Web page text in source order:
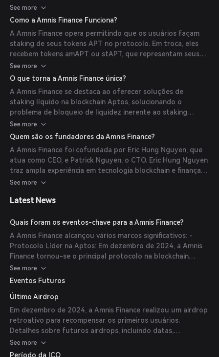
tokens derivativos líquidos, como amAPT e stAPT, que
podem ser utilizados em várias aplicações de finanças
seus tokens originais. Essa abordagem permite que os
usuários ganhem recompensas de staking enquanto
mantêm a liquidez, aumentando assim a flexibilidade e
eficiência dos seus ativos.
See more
Como a Amnis Finance Funciona?
A Amnis Finance opera permitindo que os usuários façam
staking de seus tokens APT no protocolo. Em troca, eles
recebem tokens amAPT ou stAPT, que representam seus
ativos em staking. Esses tokens de staking líquido
acumulam recompensas automaticamente e podem ser
negociados ou usados em outras atividades DeFi,
proporcionando aos usuários a capacidade de ganhar
recompensas sem bloquear seus ativos. O protocolo utiliza
a segurança e escalabilidade da blockchain Aptos para
garantir operações eficientes e seguras.
See more
O que torna a Amnis Finance única?
A Amnis Finance se destaca ao oferecer soluções de
staking líquido na blockchain Aptos, solucionando o
problema de bloqueio de liquidez inerente ao staking
tradicional. Características principais incluem: - Staking
Líquido: Usuários podem fazer staking de tokens APT e
em atividades DeFi enquanto ganham recompensas de
staking. - Tokenização de Rendimentos: O protocolo
introduz a tokenização de rendimento, dividindo os ativos
em staking em componentes de principal e rendimento,
financeiras. - Governança: Detentores do token AMI têm
e implementem mudanças no protocolo, garantindo um
desenvolvimento orientado pela comunidade.
See more
Quem são os fundadores da Amnis Finance?
A Amnis Finance foi cofundada por Eric Hung Nguyen, que
atua como CEO, e Patrick Nguyen, o CTO. Eric Hung Nguyen
traz ampla experiência em tecnologia blockchain e finanças
descentralizadas, enquanto Patrick Nguyen é especialista
escaláveis. Juntos, eles lideram o desenvolvimento e a
See more
Latest News
Quais foram os eventos-chave para a Amnis Finance?
A Amnis Finance alcançou vários marcos significativos: -
Protocolo Líder na Aptos: Em dezembro de 2024, a Amnis
Finance tornou-se o principal protocolo na blockchain
Aptos, com mais de $280 milhões em Valor Total Bloqueado
(TVL). - Lançamento do Movementum Accelerator: O
de 200 inscrições de desenvolvedores e empreendedores
interessados em construir na Aptos usando a expertise da
Amnis.
See more
Eventos Futuros
Último Airdrop
Em dezembro de 2024, a Amnis Finance realizou um airdrop
retroativo para recompensar os primeiros usuários.
Detalhes sobre futuros airdrops, incluindo datas,
quantidades de tokens e critérios de elegibilidade, ainda
não foram anunciados.
See more
Período da ICO